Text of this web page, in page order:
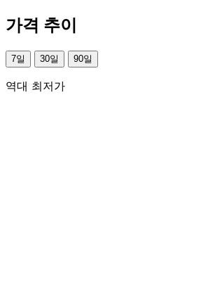
가격 추이
7일 30일 90일
역대 최저가